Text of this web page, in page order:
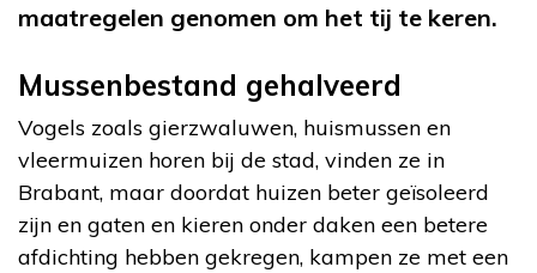
maatregelen genomen om het tij te keren.
Mussenbestand gehalveerd
Vogels zoals gierzwaluwen, huismussen en
vleermuizen horen bij de stad, vinden ze in
Brabant, maar doordat huizen beter geïsoleerd
zijn en gaten en kieren onder daken een betere
afdichting hebben gekregen, kampen ze met een